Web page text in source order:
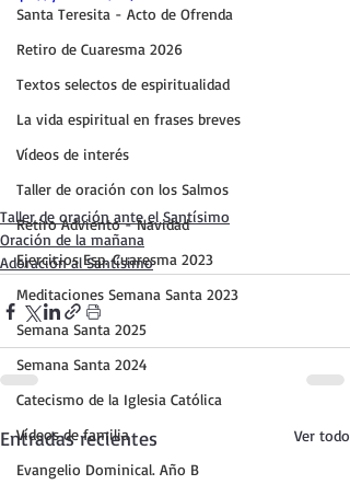
Santa Teresita - Acto de Ofrenda
Retiro de Cuaresma 2026
Textos selectos de espiritualidad
La vida espiritual en frases breves
Vídeos de interés
Taller de oración con los Salmos
Retiro Adviento - Navidad
Ejercicios Esp. Cuaresma 2023
Meditaciones Semana Santa 2023
Semana Santa 2025
Semana Santa 2024
Catecismo de la Iglesia Católica
Vídeos de familia
Evangelio Dominical. Año B
Taller de oración ante el Santísimo
Oración de la mañana
Adoración al Santísimo
Entradas recientes Ver todo